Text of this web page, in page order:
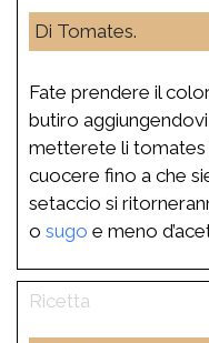
Di Tomates.
Fate prendere il
butiro
metterete li tomates
cuocere fino a che
setaccio si
o sugo e meno